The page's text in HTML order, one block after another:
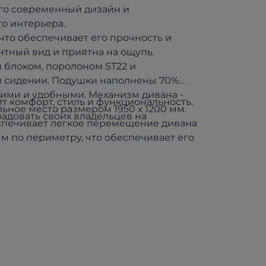
современный дизайн и
интерьера.
обеспечивает его прочность и
вид и приятна на ощупь.
поролоном ST22 и
Подушки наполнены 70%
и удобными. Механизм дивана -
место размером 1950 х 1200 мм.
легкое перемещение дивана
по периметру, что обеспечивает его
комфорт, стиль и функциональность.
своих владельцев на